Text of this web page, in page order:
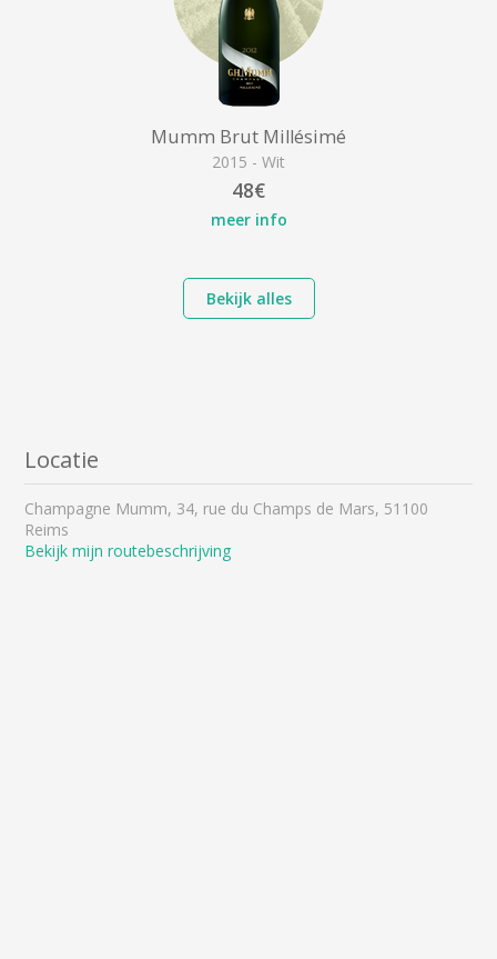
Mumm Brut Millésimé
2015 - Wit
48€
meer info
Bekijk alles
Locatie
Champagne Mumm, 34, rue du Champs de Mars, 51100
Reims
Bekijk mijn routebeschrijving